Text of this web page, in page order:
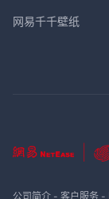
网易千千壁纸
公司简介- 客户服务-